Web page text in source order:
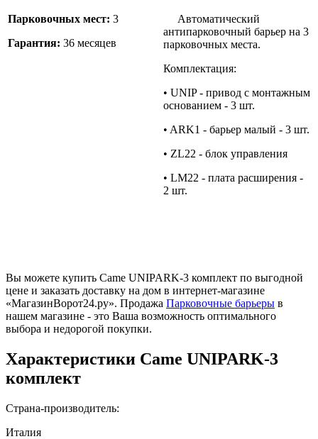
Парковочных мест: 3
Гарантия: 36 месяцев
Автоматический
антипарковочный барьер на 3
парковочных места.
Комплектация:
• UNIP - привод с монтажным
основанием - 3 шт.
• ARK1 - барьер малый - 3 шт.
• ZL22 - блок управления
• LM22 - плата расширения -
2 шт.
Вы можете купить Came UNIPARK-3 комплект по выгодной
цене и заказать доставку на дом в интернет-магазине
«МагазинВорот24.ру». Продажа Парковочные барьеры в
нашем магазине - это Ваша возможность оптимального
выбора и недорогой покупки.
Характеристики Came UNIPARK-3
комплект
Страна-производитель:
Италия